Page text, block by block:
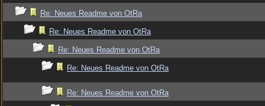
Re: Neues Readme von OtRa
Re: Neues Readme von OtRa
Re: Neues Readme von OtRa
Re: Neues Readme von OtRa
Re: Neues Readme von OtRa